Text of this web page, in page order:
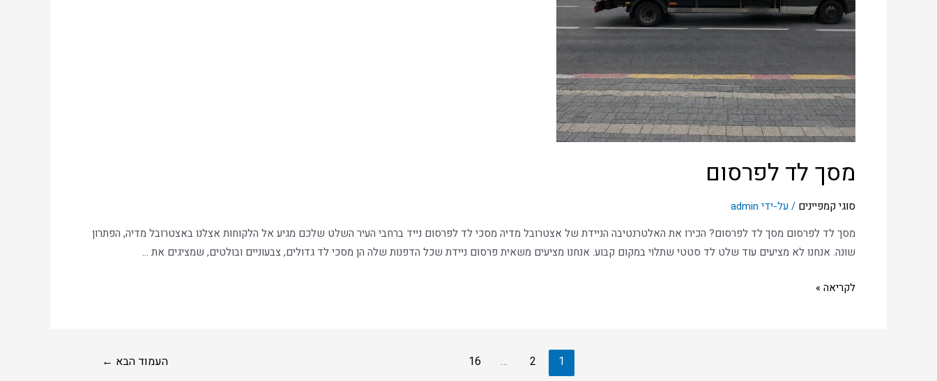
מסך לד לפרסום
סוגי קמפיינים / על-ידיadmin
מסך לד לפרסום מסך לד לפרסום? הכירו את האלטרנטיבה הניידת של אצטרובל מדיה מסכי לד לפרסום נייד ברחבי העיר השלט שלכם מגיע אל הלקוחות אצלנו באצטרובל מדיה, הפתרון
שונה. אנחנו לא מציעים עוד שלט לד סטטי שתלוי במקום קבוע. אנחנו מציעים משאית פרסום ניידת שכל הדפנות שלה הן מסכי לד גדולים, צבעוניים ובולטים, שמציגים את …
לקריאה »
1
2
…
16 העמוד הבא ←